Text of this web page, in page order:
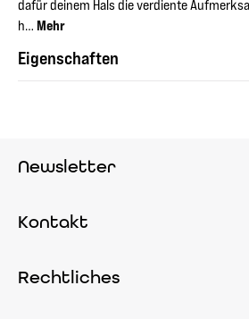
dafür deinem Hals die verdiente
h… Mehr
Eigenschaften
Newsletter
Kontakt
Rechtliches